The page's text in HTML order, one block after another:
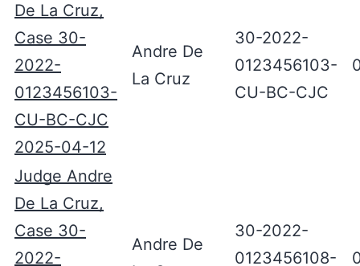
De La Cruz,
Case 30-
2022-
0123456103-
CU-BC-CJC
2025-04-12
Andre De
La Cruz
30-2022-
0123456103-
CU-BC-CJC
Judge Andre
De La Cruz,
Case 30-
2022-
Andre De
30-2022-
0123456108-